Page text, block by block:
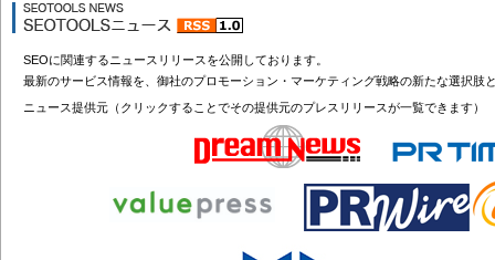
SEOに関連するニュースリリースを公開しております。
最新のサービス情報を、御社のプロモーション・マーケティング戦略の新たな選択肢
ニュース提供元（クリックすることでその提供元のプレスリリースが一覧できます）